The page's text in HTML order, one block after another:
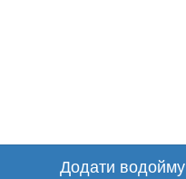
Додати водойму